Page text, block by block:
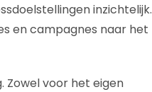
inzichtelijk.
en campagnes naar het
Zowel voor het eigen